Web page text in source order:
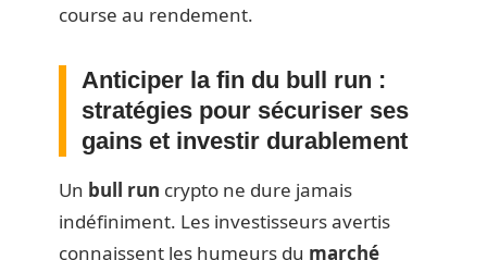
course au rendement.
Anticiper la fin du bull run :
stratégies pour sécuriser ses
gains et investir durablement
Un bull run crypto ne dure jamais
indéfiniment. Les investisseurs avertis
connaissent les humeurs du marché